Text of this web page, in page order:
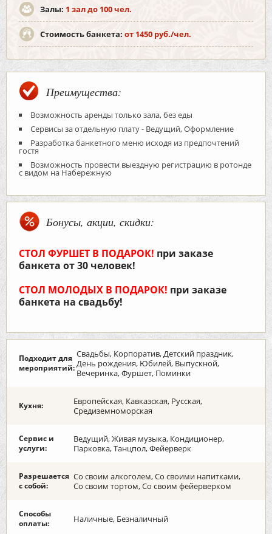
Залы: 1 зал до 100 чел.
Стоимость банкета: от 1450 руб./чел.
Преимущества:
Возможность аренды только зала, без еды
Сервисы за отдельную плату - Ведущий, Оформление
Разработка банкетного меню исходя из предпочтений
гостя
Возможность провести выездную регистрацию в ротонде
с видом на Набережную
Бонусы, акции, скидки:
СТОЛ ФУРШЕТ В ПОДАРОК! при заказе
банкета от 30 человек!
СТОЛ МОЛОДЫХ В ПОДАРОК! при заказе
банкета на свадьбу!
Подходит для
мероприятий:
Свадьбы, Корпоратив, Детский праздник,
День рождения, Юбилей, Выпускной,
Вечеринка, Фуршет, Поминки
Кухня:
Европейская, Кавказская, Русская,
Средиземноморская
Сервис и
услуги:
Ведущий, Живая музыка, Кондиционер,
Парковка, Танцпол, Фейерверк
Разрешается
с собой:
Со своим алкоголем, Со своими напитками,
Со своим тортом, Со своим фейерверком
Способы
оплаты:
Наличные, Безналичный